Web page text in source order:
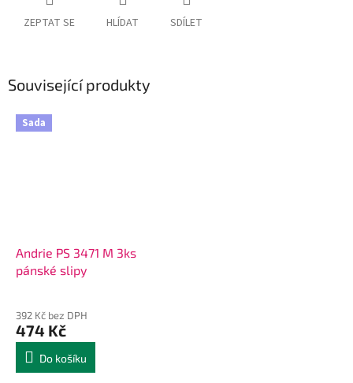
ZEPTAT SE HLÍDAT SDÍLET
Související produkty
Sada
Andrie PS 3471 M 3ks
pánské slipy
392 Kč bez DPH
474 Kč
Do košíku